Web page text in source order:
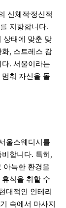
신체적·정신적
지향합니다.
상태에 맞춘 맞
, 스트레스 감
. 서울이라는
춰 자신을 돌
울스웨디시를
합니다. 특히,
아늑한 환경을
식을 취할 수
대적인 인테리
속에서 마사지